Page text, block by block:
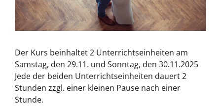
Der Kurs beinhaltet 2 Unterrichtseinheiten am
Samstag, den 29.11. und Sonntag, den 30.11.2025
Jede der beiden Unterrichtseinheiten dauert 2
Stunden zzgl. einer kleinen Pause nach einer
Stunde.